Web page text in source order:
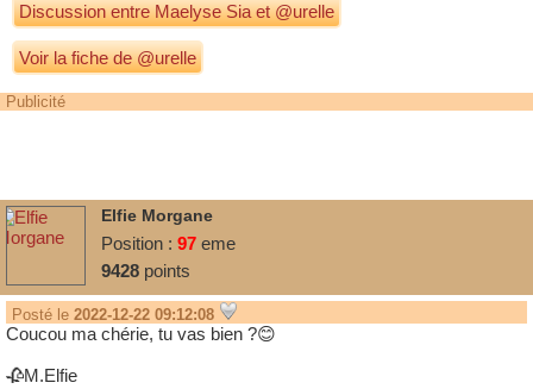
Discussion entreMaelyse Siaet@urelle
Voir la fiche de @urelle
Publicité
Elfie Morgane
Position : 97 eme
9428 points
Posté le 2022-12-22 09:12:08
Coucou ma chérie, tu vas bien ?😊
🥀M.Elfie